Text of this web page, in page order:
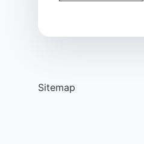
Sitemap